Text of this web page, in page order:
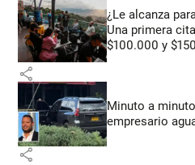
¿Le alcanza
Una primera
$100.000 y
share
Minuto a
empresario
share